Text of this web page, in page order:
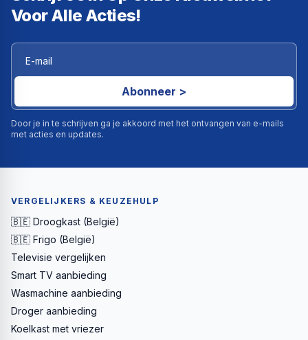
Voor Alle Acties!
Abonneer >
Door je in te schrijven ga je akkoord met het ontvangen van e-mails
met acties en updates.
VERGELIJKERS & KEUZEHULP
🇧🇪 Droogkast (België)
🇧🇪 Frigo (België)
Televisie vergelijken
Smart TV aanbieding
Wasmachine aanbieding
Droger aanbieding
Koelkast met vriezer